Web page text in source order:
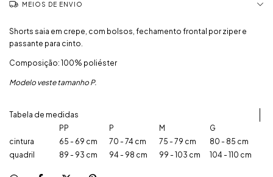
MEIOS DE ENVIO
Shorts saia em crepe, com bolsos, fechamento frontal por ziper e
passante para cinto.
Composição: 100% poliéster
Modelo veste tamanho P.
Tabela de medidas
PP
P M
G
cintura
65 - 69 cm 70 - 74 cm 75 - 79 cm
80 - 85 cm
quadril
89 - 93 cm 94 - 98 cm 99 - 103 cm 104 - 110 cm